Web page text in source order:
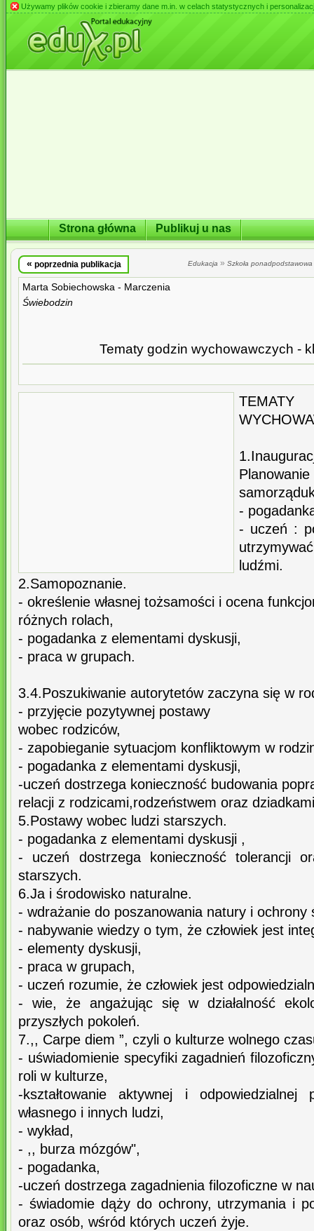
Używamy plików cookie i zbieramy dane m.in. w celach statystycznych i
Strona główna Publikuj u nas
« poprzednia publikacja Edukacja » Szkoła ponadpodstawowa
Marta Sobiechowska - Marczenia
Świebodzin
Tematy godzin wychowawczych -
-
- uczeń :
ludźmi.
2.Samopoznanie.
- określenie własnej tożsamości i ocena
różnych rolach,
- pogadanka z elementami dyskusji,
- praca w grupach.
3.4.Poszukiwanie autorytetów zaczyna się w
- przyjęcie pozytywnej postawy
wobec rodziców,
- zapobieganie sytuacjom konfliktowym w
- pogadanka z elementami dyskusji,
-uczeń dostrzega konieczność budowania
relacji z rodzicami,rodzeństwem oraz
5.Postawy wobec ludzi starszych.
- pogadanka z elementami dyskusji ,
- uczeń dostrzega konieczność tolerancji
starszych.
6.Ja i środowisko naturalne.
- wdrażanie do poszanowania natury i ochrony
- nabywanie wiedzy o tym, że człowiek jest
- elementy dyskusji,
- praca w grupach,
- uczeń rozumie, że człowiek jest
- wie, że angażując się w działalność
przyszłych pokoleń.
7.,, Carpe diem ”, czyli o kulturze wolnego
- uświadomienie specyfiki zagadnień
roli w kulturze,
-kształtowanie aktywnej i odpowiedzialnej
własnego i innych ludzi,
- wykład,
- ,, burza mózgów",
- pogadanka,
-uczeń dostrzega zagadnienia filozoficzne w
- świadomie dąży do ochrony, utrzymania i
oraz osób, wśród których uczeń żyje.